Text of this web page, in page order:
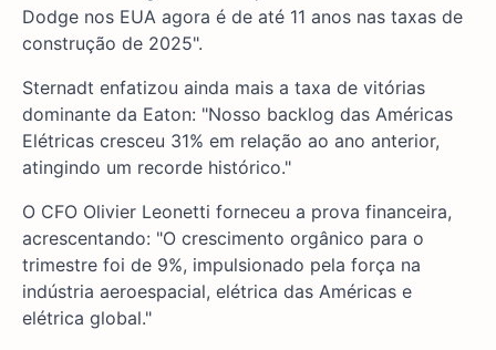
Dodge nos EUA agora é de até 11 anos nas taxas de
construção de 2025".
Sternadt enfatizou ainda mais a taxa de vitórias
dominante da Eaton: "Nosso backlog das Américas
Elétricas cresceu 31% em relação ao ano anterior,
atingindo um recorde histórico."
O CFO Olivier Leonetti forneceu a prova financeira,
acrescentando: "O crescimento orgânico para o
trimestre foi de 9%, impulsionado pela força na
indústria aeroespacial, elétrica das Américas e
elétrica global."